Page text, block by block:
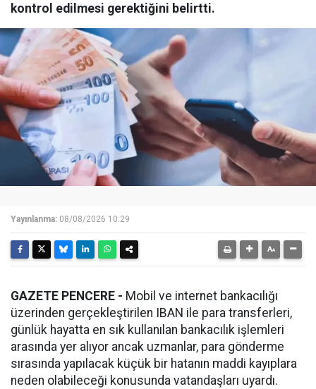
kontrol edilmesi gerektiğini belirtti.
Yayınlanma: 08/08/2026 10:29
GAZETE PENCERE - Mobil ve internet bankacılığı
üzerinden gerçekleştirilen IBAN ile para transferleri,
günlük hayatta en sık kullanılan bankacılık işlemleri
arasında yer alıyor ancak uzmanlar, para gönderme
sırasında yapılacak küçük bir hatanın maddi kayıplara
neden olabileceği konusunda vatandaşları uyardı.